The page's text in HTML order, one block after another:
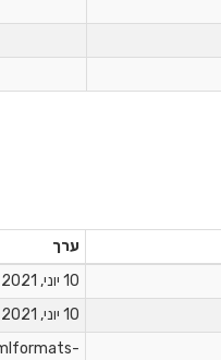
ערך
10 יוני, 2021
10 יוני, 2021